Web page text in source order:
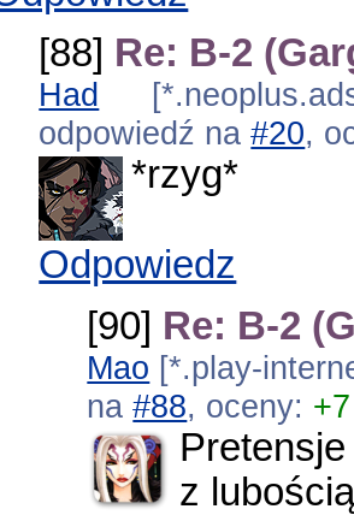
[88] Re: B-2
Had
odpowiedź na#20,
*rzyg*
Odpowiedz
[90] Re: B-2
Mao [*.play-
na#88, oceny: +7
z